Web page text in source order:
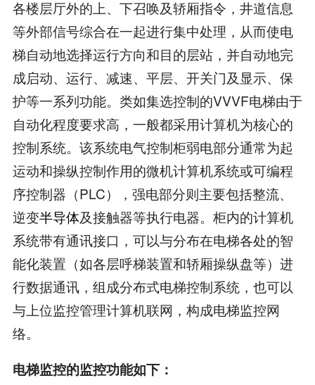
各楼层厅外的上、下召唤及轿厢指令，井道信息
等外部信号综合在一起进行集中处理，从而使电
梯自动地选择运行方向和目的层站，并自动地完
成启动、运行、减速、平层、开关门及显示、保
护等一系列功能。类如集选控制的VVVF电梯由于
自动化程度要求高，一般都采用计算机为核心的
控制系统。该系统电气控制柜弱电部分通常为起
运动和操纵控制作用的微机计算机系统或可编程
序控制器（PLC），强电部分则主要包括整流、
逆变半导体及接触器等执行电器。柜内的计算机
系统带有通讯接口，可以与分布在电梯各处的智
能化装置（如各层呼梯装置和轿厢操纵盘等）进
行数据通讯，组成分布式电梯控制系统，也可以
与上位监控管理计算机联网，构成电梯监控网
络。
电梯监控的监控功能如下：